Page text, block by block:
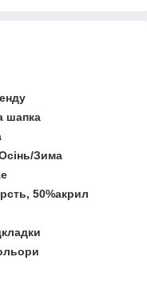
шапка
Зима
50%акрил